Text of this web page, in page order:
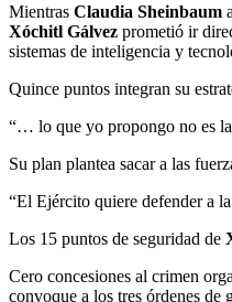
Mientras Claudia Sheinbaum
Xóchitl Gálvez prometió ir
sistemas de inteligencia y
Quince puntos integran su
“… lo que yo propongo no es
Su plan plantea sacar a las
“El Ejército quiere defender a
Los 15 puntos de seguridad de
Cero concesiones al crimen
convoque a los tres órdenes